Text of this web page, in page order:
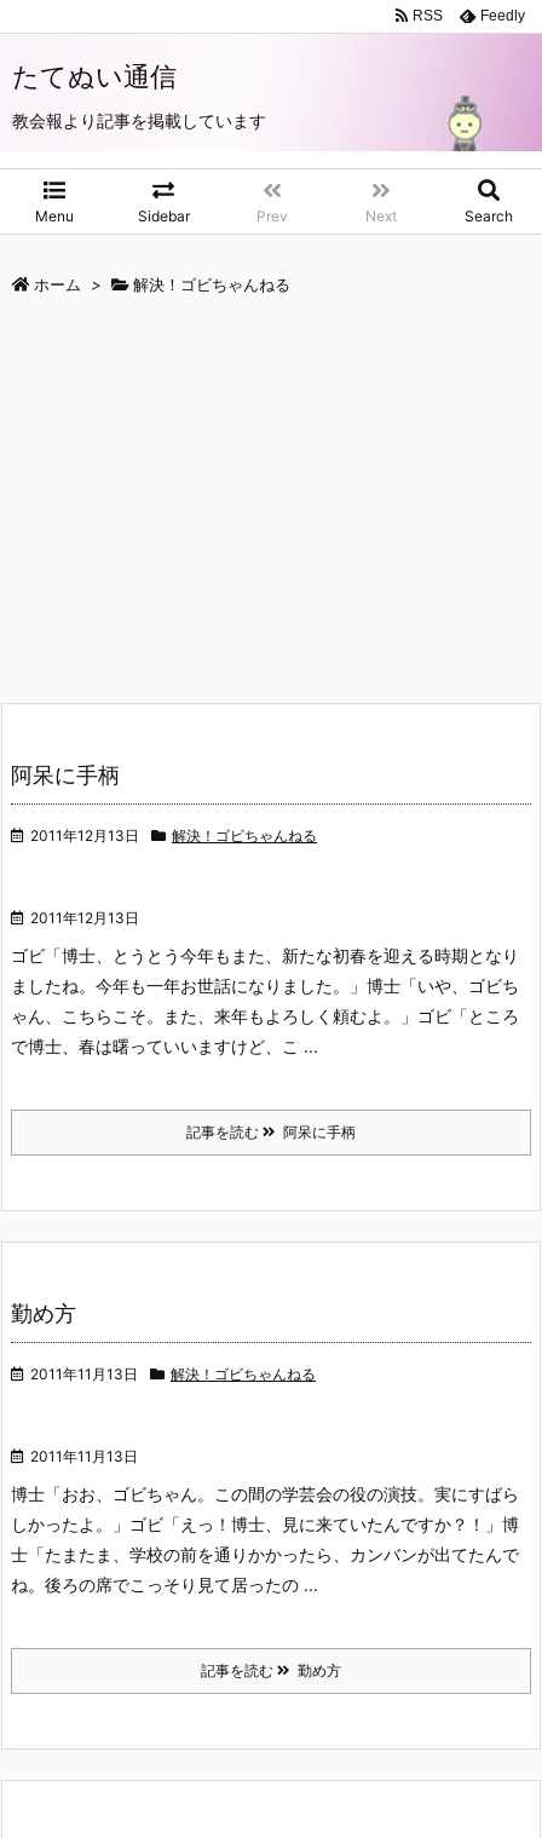
たてぬい通信
教会報より記事を掲載しています
Menu Sidebar Prev Next Search
RSS Feedly
ホーム > 解決！ゴビちゃんねる
阿呆に手柄
2011年12月13日 解決！ゴビちゃんねる
2011年12月13日
ゴビ「博士、とうとう今年もまた、新たな初春を迎える時期となり
ましたね。今年も一年お世話になりました。」 博士「いや、ゴビち
ゃん、こちらこそ。また、来年もよろしく頼むよ。」 ゴビ「ところ
で博士、春は曙っていいますけど、こ ...
記事を読む 阿呆に手柄
勤め方
2011年11月13日 解決！ゴビちゃんねる
2011年11月13日
博士「おお、ゴビちゃん。この間の学芸会の役の演技。実にすばら
しかったよ。」 ゴビ「えっ！博士、見に来ていたんですか？！」 博
士「たまたま、学校の前を通りかかったら、カンバンが出てたんで
ね。後ろの席でこっそり見て居ったの ...
記事を読む 勤め方